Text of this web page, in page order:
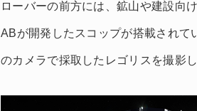
ローバーの前方には、鉱山や建設向
ABが開発したスコップが搭載されて
のカメラで採取したレゴリスを撮影